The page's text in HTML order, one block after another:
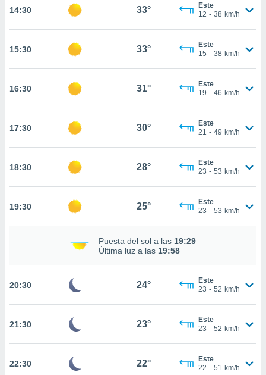
aceptar
de
sitio
que
sean
para
ni para
no
web a
14:30 33°
Este
12 - 38 km/h
15:30 33°
Este
15 - 38 km/h
16:30 31°
Este
19 - 46 km/h
17:30 30°
Este
21 - 49 km/h
18:30 28°
Este
23 - 53 km/h
19:30 25°
Este
23 - 53 km/h
Puesta del sol a las 19:29
Última luz a las 19:58
20:30 24°
Este
23 - 52 km/h
21:30 23°
Este
23 - 52 km/h
22:30 22°
Este
22 - 51 km/h